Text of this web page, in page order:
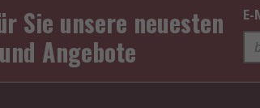
Sie unsere neuesten
Angebote